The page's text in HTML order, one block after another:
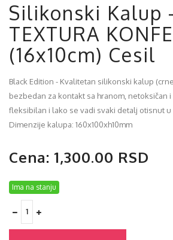
Silikonski Kalup -
TEXTURA
(16x10cm) Cesil
Black Edition - Kvalitetan silikonski kalup
bezbedan za kontakt sa hranom, netoksičan i
fleksibilan i lako se vadi svaki detalj otisnut u
Dimenzije kalupa: 160x100xh10mm
Cena: 1,300.00 RSD
Ima na stanju